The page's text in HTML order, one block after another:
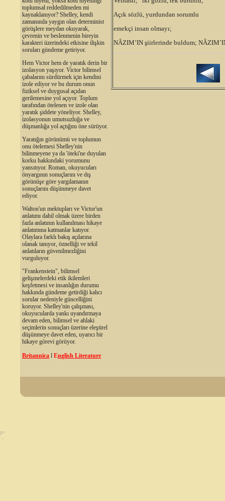
toplumsal reddedilmeden mi
kaynaklanıyor? Shelley, kendi
zamanında yaygın olan determinist
görüşlere meydan okuyarak,
çevrenin ve beslenmenin bireyin
karakteri üzerindeki etkisine ilişkin
soruları gündeme getiriyor.
Hem Victor hem de yaratık derin bir
izolasyon yaşıyor. Victor bilimsel
çabalarını sürdürmek için kendini
izole ediyor ve bu durum onun
fiziksel ve duygusal açıdan
gerilemesine yol açıyor. Toplum
tarafından ötelenen ve izole olan
yaratık şiddete yöneliyor. Shelley,
izolasyonun umutsuzluğa ve
düşmanlığa yol açtığını öne sürüyor.
Yaratığın görünümü ve toplumun
onu ötelemesi Shelley'nin
bilinmeyene ya da 'öteki'ne duyulan
korku hakkındaki yorumunu
yansıtıyor. Roman, okuyucuları
önyargının sonuçlarını ve dış
görünüşe göre yargılamanın
sonuçlarını düşünmeye davet
ediyor.
Walton'un mektupları ve Victor'un
anlatımı dahil olmak üzere birden
fazla anlatının kullanılması hikaye
anlatımına katmanlar katıyor.
Olaylara farklı bakış açılarına
olanak tanıyor, öznelliği ve tekil
anlatıların güvenilmezliğini
vurguluyor.
"Frankenstein", bilimsel
gelişmelerdeki etik ikilemleri
keşfetmesi ve insanlığın durumu
hakkında gündeme getirdiği kalıcı
sorular nedeniyle güncelliğini
koruyor. Shelley'nin çalışması,
okuyucularda yankı uyandırmaya
devam eden, bilimsel ve ahlaki
seçimlerin sonuçları üzerine eleştirel
düşünmeye davet eden, uyarıcı bir
hikaye görevi görüyor.
Britannica l English Literature
Açık sözlü, yurdundan sorumlu
emekçi insan olmayı;
NÂZIM’IN şiirlerinde buldum;